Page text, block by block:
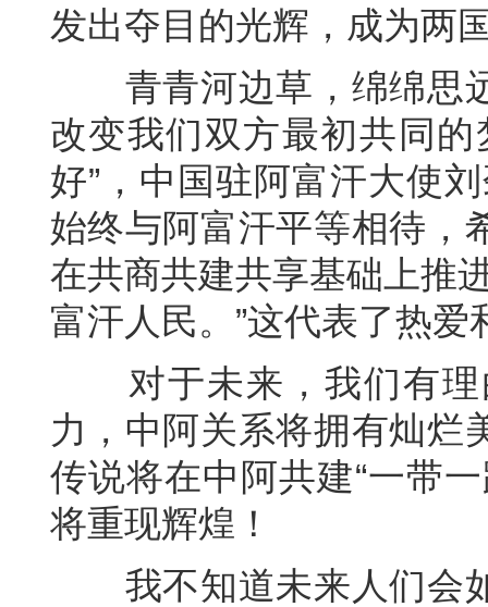
发出夺目的光辉，成为两
青青河边草，绵绵思远
改变我们双方最初共同
好”，中国驻阿富汗大使
始终与阿富汗平等相待，
在共商共建共享基础上推
富汗人民。”这代表了热
对于未来，我们有理
力，中阿关系将拥有灿烂
传说将在中阿共建“一带
将重现辉煌！
我不知道未来人们会如